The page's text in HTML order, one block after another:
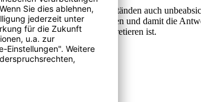
unter bestimmten Umständen auch
Konsequenzen entstehen und damit die
wie Tabelle 2 zu interpretieren ist.
erläutert werden.